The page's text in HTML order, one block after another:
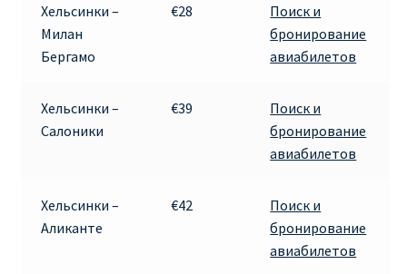
Акции RYANAIR из Варшавы
Акции RYANAIR из Вильнюса
Акции RYANAIR из Каунаса
Барселона
БИЛЕТЫ RYANAIR | ПОИСК ЛУЧШЕЙ ЦЕНЫ |
Хельсинки –
Милан
Бергамо
€28
Поиск и
бронирование
авиабилетов
Хельсинки –
Салоники
€39
Поиск и
бронирование
авиабилетов
Хельсинки –
Аликанте
€42
Поиск и
бронирование
авиабилетов